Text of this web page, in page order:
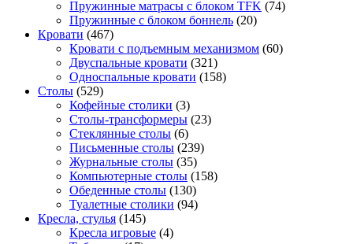
Пружинные матрасы с блоком TFK (74)
Пружинные с блоком боннель (20)
Кровати (467)
Кровати с подъемным механизмом (60)
Двуспальные кровати (321)
Односпальные кровати (158)
Столы (529)
Кофейные столики (3)
Столы-трансформеры (23)
Стеклянные столы (6)
Письменные столы (239)
Журнальные столы (35)
Компьютерные столы (158)
Обеденные столы (130)
Туалетные столики (94)
Кресла, стулья (145)
Кресла игровые (4)